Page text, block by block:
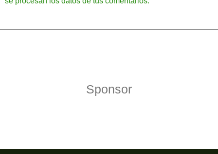
Sponsor